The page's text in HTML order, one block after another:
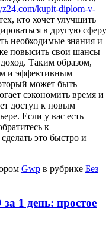
kupit-diplom-v-
кто хочет улучшить
в другую сферу
необходимые знания и
повысить свои шансы
Таким образом,
и эффективным
может быть
сэкономить время и
доступ к новым
Если у вас есть
к
это быстро и
Gwp в рубрике Без
1 день: простое